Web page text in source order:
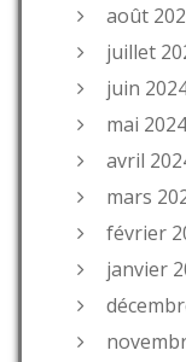
août
juillet
juin
mai 2024
avril
mars
février
janvier